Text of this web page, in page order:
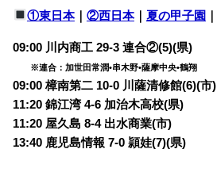
①東日本｜ ②西日本｜ 夏の甲子園 ｜
09:00 川内商工 29-3 連合②(5)(県)
※連合：加世田常潤•串木野•薩摩中央•鶴翔
09:00 樟南第二 10-0 川薩清修館(6)(市)
11:20 錦江湾 4-6 加治木高校(県)
11:20 屋久島 8-4 出水商業(市)
13:40 鹿児島情報 7-0 頴娃(7)(県)